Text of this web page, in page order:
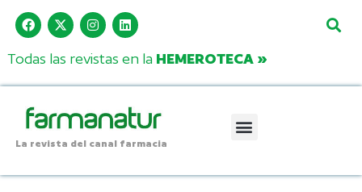
Todas las revistas en la HEMEROTECA »
La revista del canal farmacia